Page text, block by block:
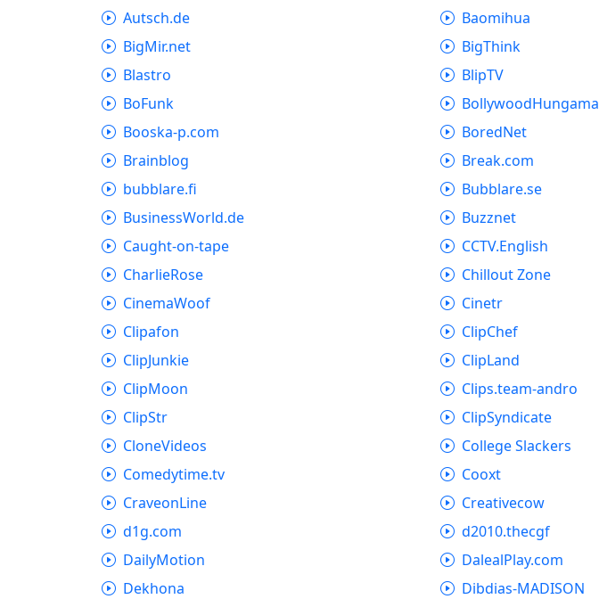
Autsch.de
Baomihua
BigMir.net
BigThink
Blastro
BlipTV
BoFunk
BollywoodHungama
Booska-p.com
BoredNet
Brainblog
Break.com
bubblare.fi
Bubblare.se
BusinessWorld.de
Buzznet
Caught-on-tape
CCTV.English
CharlieRose
Chillout Zone
CinemaWoof
Cinetr
Clipafon
ClipChef
ClipJunkie
ClipLand
ClipMoon
Clips.team-andro
ClipStr
ClipSyndicate
CloneVideos
College Slackers
Comedytime.tv
Cooxt
CraveonLine
Creativecow
d1g.com
d2010.thecgf
DailyMotion
DalealPlay.com
Dekhona
Dibdias-MADISON